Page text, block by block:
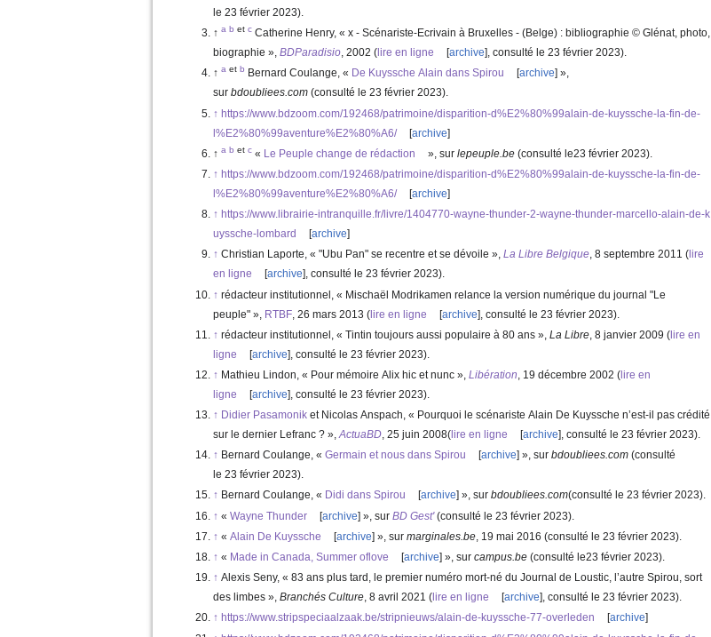
le 23 février 2023).
↑ a b et c Catherine Henry, «x - Scénariste-Ecrivain à Bruxelles - (Belge) : bibliographie © Glénat, photo,
biographie », BDParadisio,‎ 2002 ( lire en ligne [archive], consulté le 23 février 2023).
↑ a et b Bernard Coulange, « De Kuyssche Alain dans Spirou [archive] »,
sur bdoubliees.com (consulté le 23 février 2023).
↑ https://www.bdzoom.com/192468/patrimoine/disparition-d%E2%80%99alain-de-kuyssche-la-fin-de-
l%E2%80%99aventure%E2%80%A6/
[archive]
↑ a b et c « Le Peuple change de rédaction », sur lepeuple.be (consulté le23 février 2023)
↑ https://www.bdzoom.com/192468/patrimoine/disparition-d%E2%80%99alain-de-kuyssche-la-fin-de-
l%E2%80%99aventure%E2%80%A6/
[archive]
↑ https://www.librairie-intranquille.fr/livre/1404770-wayne-thunder-2-wayne-thunder-marcello-alain-de-k
uyssche-lombard
[archive]
↑ Christian Laporte, «"Ubu Pan" se recentre et se dévoile », La Libre Belgique,‎ 8 septembre 2011 ( lire
en ligne
[archive], consulté le 23 février 2023).
↑ rédacteur institutionnel, « Mischaël Modrikamen relance la version numérique du journal "Le
peuple" », RTBF 26 mars 2013 (lire en ligne [archive] , consulté le 23 février 2023)
↑ rédacteur institutionnel, «Tintin toujours aussi populaire à 80 ans », La Libre 8 janvier 2009 (lire en
ligne
[archive] , consulté le 23 février 2023)
↑ Mathieu Lindon, « Pour mémoire Alix hic et nunc », Libération,‎ 19 décembre 2002 (lire en
ligne
[archive], consulté le 23 février 2023).
↑ Didier Pasamonik et Nicolas Anspach, « Pourquoi le scénariste Alain De Kuyssche n’est-il pas crédité
sur le dernier Lefranc ? », ActuaBD,‎ 25 juin 2008( lire en ligne [archive], consulté le 23 février 2023).
↑ Bernard Coulange, «Germain et nous dans Spirou [archive] », sur bdoubliees.com (consulté
le 23 février 2023).
↑ Bernard Coulange, « Didi dans Spirou [archive] », sur bdoubliees.com(consulté le 23 février 2023).
↑ «Wayne Thunder [archive] », sur BD Gest' (consulté le 23 février 2023)
↑ «Alain De Kuyssche [archive] », sur marginales.be, 19 mai 2016 (consulté le 23 février 2023).
↑ « Made in Canada, Summer oflove [archive] », sur campus.be (consulté le23 février 2023).
↑ Alexis Seny, «83 ans plus tard, le premier numéro mort-né du Journal de Loustic, l’autre Spirou, sort
des limbes », Branchés Culture,‎ 8 avril 2021 ( lire en ligne [archive], consulté le 23 février 2023).
↑ https://www.stripspeciaalzaak.be/stripnieuws/alain-de-kuyssche-77-overleden [archive]